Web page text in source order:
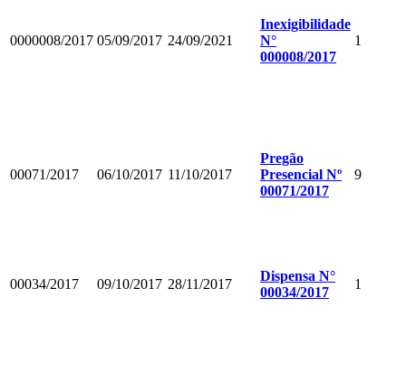
0000008/2017 05/09/2017 24/09/2021
Inexigibilidade
N°
000008/2017
1
00071/2017 06/10/2017 11/10/2017
Pregão
Presencial Nº
00071/2017
9
00034/2017 09/10/2017 28/11/2017
Dispensa N°
00034/2017
1